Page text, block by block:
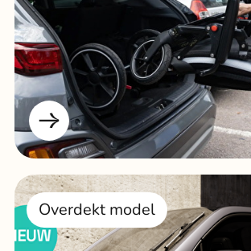
Overdekt model